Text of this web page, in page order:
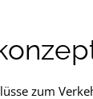
zum